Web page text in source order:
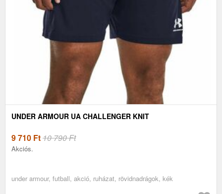
UNDER ARMOUR UA CHALLENGER KNIT
9 710 Ft10 790 Ft
Akciós.
under armour, futball, akció, ruházat, rövidnadrágok, kék